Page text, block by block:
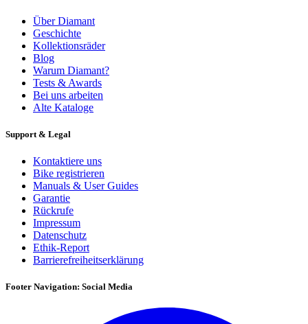
Über Diamant
Geschichte
Kollektionsräder
Blog
Warum Diamant?
Tests & Awards
Bei uns arbeiten
Alte Kataloge
Support & Legal
Kontaktiere uns
Bike registrieren
Manuals & User Guides
Garantie
Rückrufe
Impressum
Datenschutz
Ethik-Report
Barrierefreiheitserklärung
Footer Navigation: Social Media